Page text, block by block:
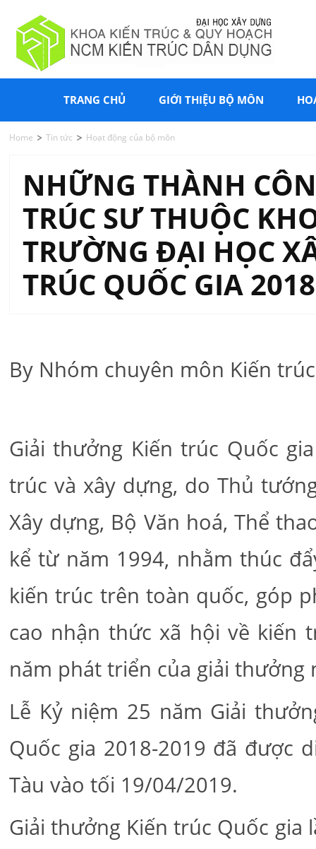
TRANG CHỦ GIỚI THIỆU BỘ MÔN
Home Tin tức Hoạt động của bộ môn
NHỮNG THÀNH
TRÚC SƯ THUỘC
TRƯỜNG ĐẠI HỌC
TRÚC QUỐC GIA
By Nhóm chuyên môn Kiến
Giải thưởng Kiến trúc Quốc
trúc và xây dựng, do Thủ
Xây dựng, Bộ Văn hoá, Thể
kể từ năm 1994, nhằm thúc
kiến trúc trên toàn quốc, góp
cao nhận thức xã hội về kiến
năm phát triển của giải thưởng
Lễ Kỷ niệm 25 năm Giải
Quốc gia 2018-2019 đã được
Tàu vào tối 19/04/2019.
Giải thưởng Kiến trúc Quốc